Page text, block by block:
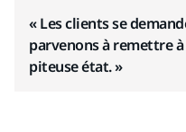
« Les clients se
parvenons à remettre
piteuse état. »